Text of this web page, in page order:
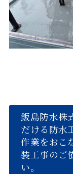
飯島防水株
だける防水
作業をおこ
装工事のご
い。